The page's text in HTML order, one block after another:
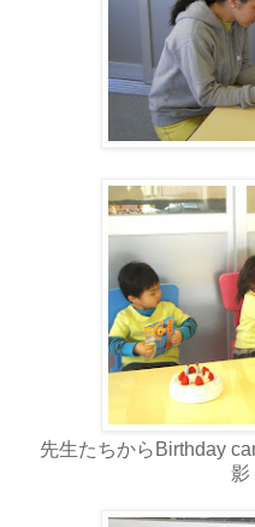
先生たちからBirthday
影